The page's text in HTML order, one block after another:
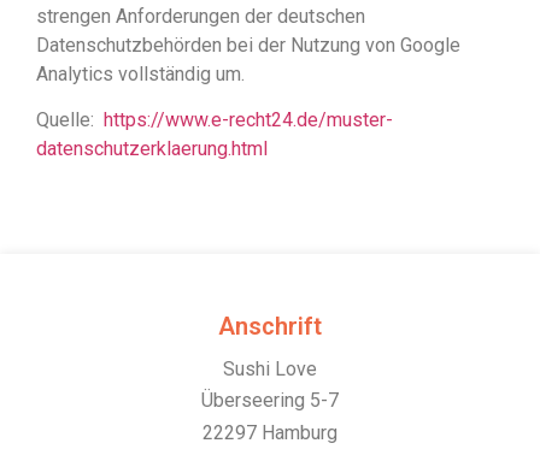
strengen Anforderungen der deutschen
Datenschutzbehörden bei der Nutzung von Google
Analytics vollständig um.
Quelle: https://www.e-recht24.de/muster-
datenschutzerklaerung.html
Anschrift
Sushi Love
Überseering 5-7
22297 Hamburg